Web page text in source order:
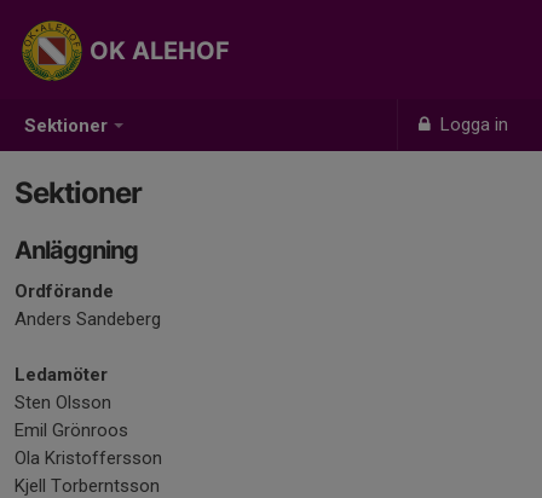
Sektioner Logga in
OK ALEHOF
Sektioner
Anläggning
Ordförande
Anders Sandeberg
Ledamöter
Sten Olsson
Emil Grönroos
Ola Kristoffersson
Kjell Torberntsson